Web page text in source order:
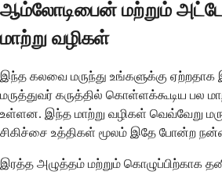
ஆம்லோடிபைன் மற்றும்
மாற்று வழிகள்
இந்த கலவை மருந்து உங்களுக்கு ஏற்றதாக
மருத்துவர் கருத்தில் கொள்ளக்கூடிய பல
உள்ளன. இந்த மாற்று வழிகள் வெவ்வேறு
சிகிச்சை உத்திகள் மூலம் இதே போன்ற
இரத்த அழுத்தம் மற்றும் கொழுப்பிற்காக